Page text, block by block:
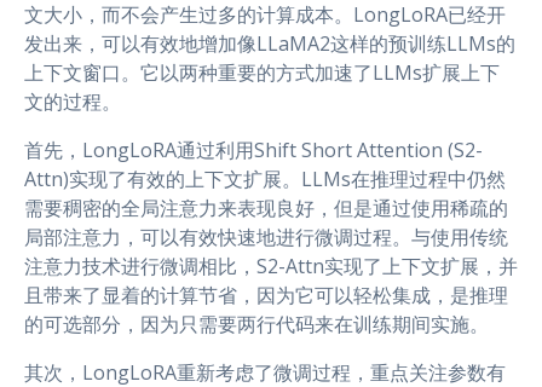
文大小，而不会产生过多的计算成本。LongLoRA已经开
发出来，可以有效地增加像LLaMA2这样的预训练LLMs的
上下文窗口。它以两种重要的方式加速了LLMs扩展上下
文的过程。
首先，LongLoRA通过利用Shift Short Attention (S2-
Attn)实现了有效的上下文扩展。LLMs在推理过程中仍然
需要稠密的全局注意力来表现良好，但是通过使用稀疏的
局部注意力，可以有效快速地进行微调过程。与使用传统
注意力技术进行微调相比，S2-Attn实现了上下文扩展，并
且带来了显着的计算节省，因为它可以轻松集成，是推理
的可选部分，因为只需要两行代码来在训练期间实施。
其次，LongLoRA重新考虑了微调过程，重点关注参数有